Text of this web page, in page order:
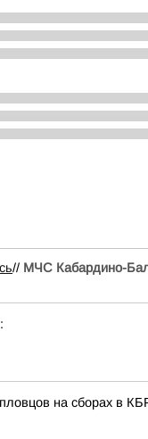
// МЧС Кабардино-
на сборах в